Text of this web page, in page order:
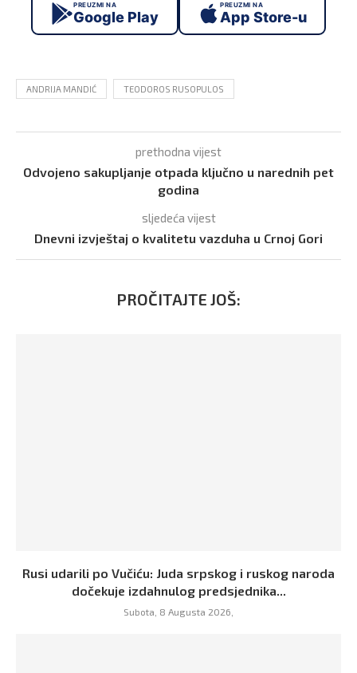
PREUZMI NA
Google Play
PREUZMI NA
App Store-u
ANDRIJA MANDIĆ TEODOROS RUSOPULOS
prethodna vijest
Odvojeno sakupljanje otpada ključno u narednih pet
godina
sljedeća vijest
Dnevni izvještaj o kvalitetu vazduha u Crnoj Gori
PROČITAJTE JOŠ:
Rusi udarili po Vučiću: Juda srpskog i ruskog naroda
dočekuje izdahnulog predsjednika...
Subota, 8 Augusta 2026,